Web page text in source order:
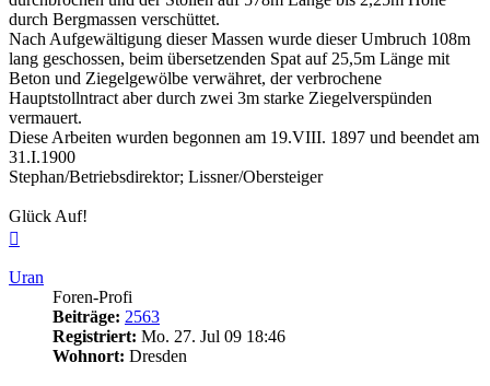
durch Bergmassen verschüttet.
Nach Aufgewältigung dieser Massen wurde dieser Umbruch 108m
lang geschossen, beim übersetzenden Spat auf 25,5m Länge mit
Beton und Ziegelgewölbe verwähret, der verbrochene
Hauptstollntract aber durch zwei 3m starke Ziegelverspünden
vermauert.
Diese Arbeiten wurden begonnen am 19.VIII. 1897 und beendet am
31.I.1900
Stephan/Betriebsdirektor; Lissner/Obersteiger
Glück Auf!
Uran
Foren-Profi
Beiträge: 2563
Registriert: Mo. 27. Jul 09 18:46
Wohnort: Dresden